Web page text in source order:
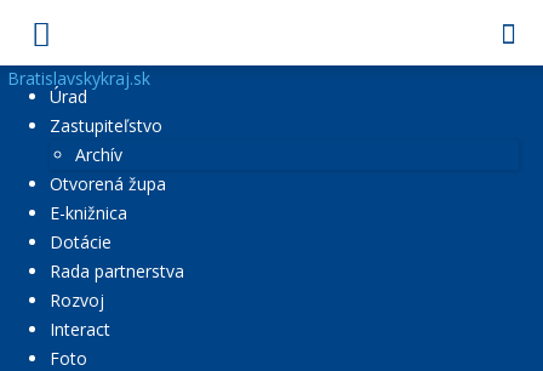
Bratislavskykraj.sk
Úrad
Zastupiteľstvo
Archív
Otvorená župa
E-knižnica
Dotácie
Rada partnerstva
Rozvoj
Interact
Foto